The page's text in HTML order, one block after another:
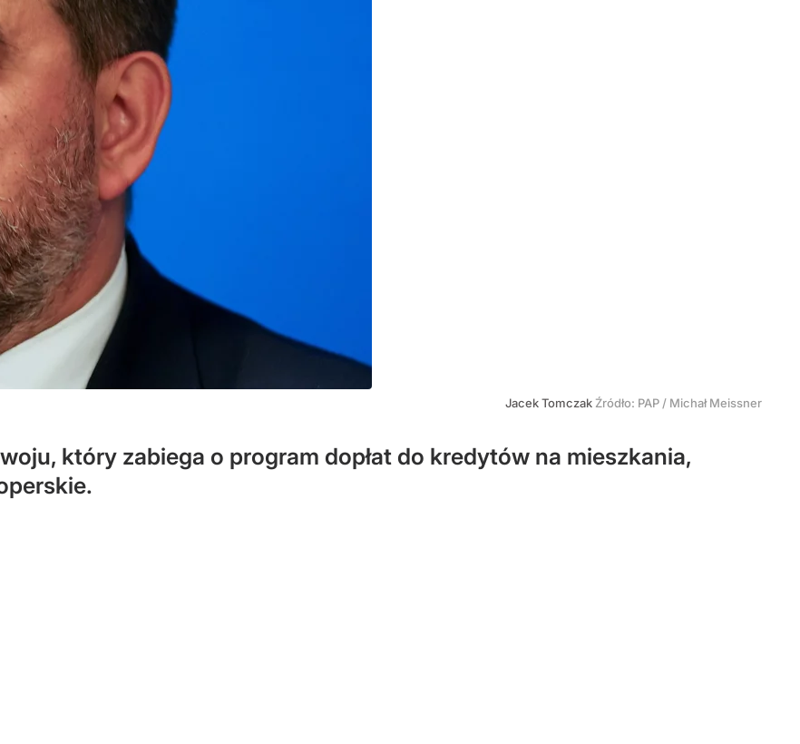
Jacek Tomczak Źródło: PAP / Michał Meissner
który zabiega o program dopłat do kredytów na mieszkania,